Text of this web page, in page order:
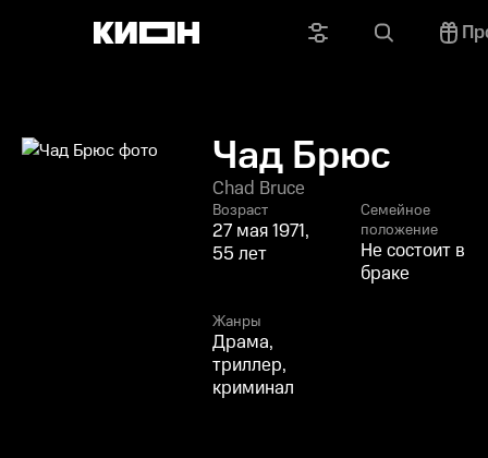
Чад Брюс
Chad Bruce
Возраст
27 мая 1971,
55 лет
Семейное
положение
Не состоит в
браке
Жанры
Драма,
триллер,
криминал